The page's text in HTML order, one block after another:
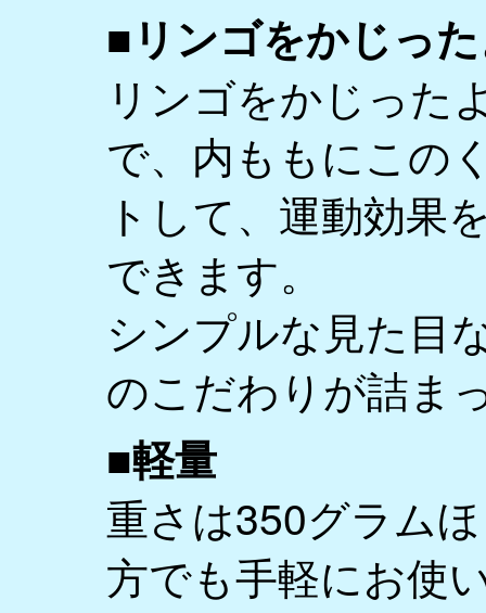
■リンゴをかじっ
リンゴをかじった
で、内ももにこの
トして、運動効果
できます。
シンプルな見た目
のこだわりが詰ま
■軽量
重さは350グラム
方でも手軽にお使